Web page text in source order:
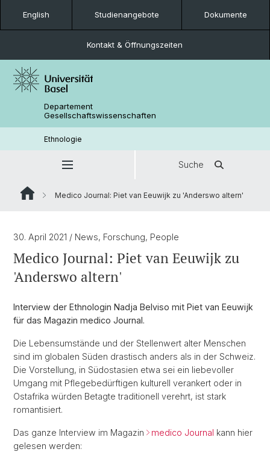
English Studienangebote Dokumente
Kontakt & Öffnungszeiten
Departement
Gesellschaftswissenschaften
Ethnologie
Suche
Medico Journal: Piet van Eeuwijk zu 'Anderswo altern'
30. April 2021 / News, Forschung, People
Medico Journal: Piet van Eeuwijk zu
'Anderswo altern'
Interview der Ethnologin Nadja Belviso mit Piet van Eeuwijk
für das Magazin medico Journal.
Die Lebensumstände und der Stellenwert alter Menschen
sind im globalen Süden drastisch anders als in der Schweiz.
Die Vorstellung, in Südostasien etwa sei ein liebevoller
Umgang mit Pflegebedürftigen kulturell verankert oder in
Ostafrika würden Betagte traditionell verehrt, ist stark
romantisiert.
Das ganze Interview im Magazin medico Journal kann hier
gelesen werden: